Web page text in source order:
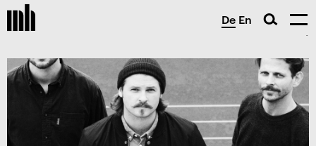
De En